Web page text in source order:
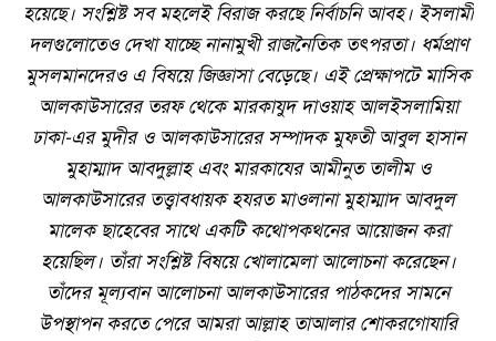
হয়েছে।সংশ্লিষ্ট সব মহলেই বিরাজ করছে নির্বাচনি আবহ।ইসলামী
দলগুলোতেও দেখা যাচ্ছে নানামুখী রাজনৈতিক তৎপরতা।ধর্মপ্রাণ
মুসলমানদেরও এ বিষয়ে জিজ্ঞাসা বেড়েছে। এই প্রেক্ষাপটে মাসিক
আলকাউসারের তরফ থেকে মারকাযুদ দাওয়াহ আলইসলামিয়া
ঢাকা-এর মুদীর ও আলকাউসারের সম্পাদক মুফতী আবুল হাসান
মুহাম্মাদ আবদুল্লাহ এবং মারকাযের আমীনুত তালীম ও
আলকাউসারের তত্ত্বাবধায়ক হযরত মাওলানা মুহাম্মাদ আবদুল
মালেক ছাহেবের সাথে একটি কথোপকথনের আয়োজন করা
হয়েছিল।তাঁরা সংশ্লিষ্ট বিষয়ে খোলামেলা আলোচনা করেছেন।
তাঁদের মূল্যবান আলোচনা আলকাউসারের পাঠকদের সামনে
উপস্থাপন করতে পেরে আমরা আল্লাহ তাআলার শোকরগোযারি